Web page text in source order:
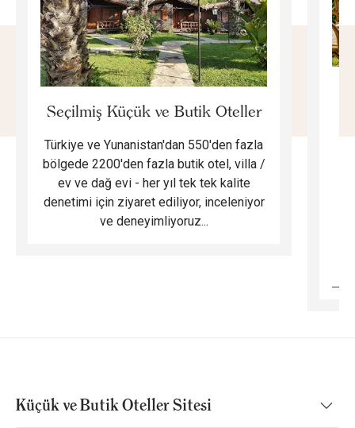
Seçilmiş Küçük ve Butik Oteller
Türkiye ve Yunanistan'dan 550'den fazla
bölgede 2200'den fazla butik otel, villa /
ev ve dağ evi - her yıl tek tek kalite
denetimi için ziyaret ediliyor, inceleniyor
ve deneyimliyoruz...
Küçük ve Butik Oteller Sitesi